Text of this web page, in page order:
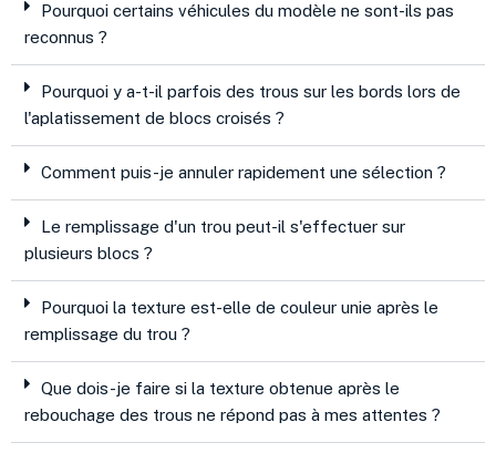
Pourquoi certains véhicules du modèle ne sont-ils pas
reconnus ?
Pourquoi y a-t-il parfois des trous sur les bords lors de
l'aplatissement de blocs croisés ?
Comment puis-je annuler rapidement une sélection ?
Le remplissage d'un trou peut-il s'effectuer sur
plusieurs blocs ?
Pourquoi la texture est-elle de couleur unie après le
remplissage du trou ?
Que dois-je faire si la texture obtenue après le
rebouchage des trous ne répond pas à mes attentes ?